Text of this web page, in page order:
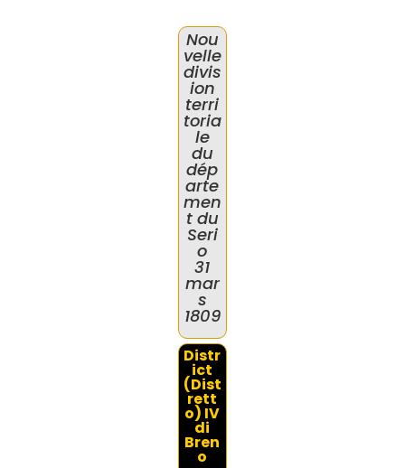
Nou
velle
divis
ion
terri
toria
le
du
dép
arte
men
t du
Seri
o
31
mar
s
1809
Distr
ict
(Dist
rett
o) IV
di
Bren
o